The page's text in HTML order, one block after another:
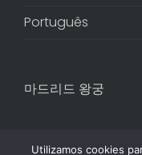
Português
마드리드 왕궁
Utilizamos cookies